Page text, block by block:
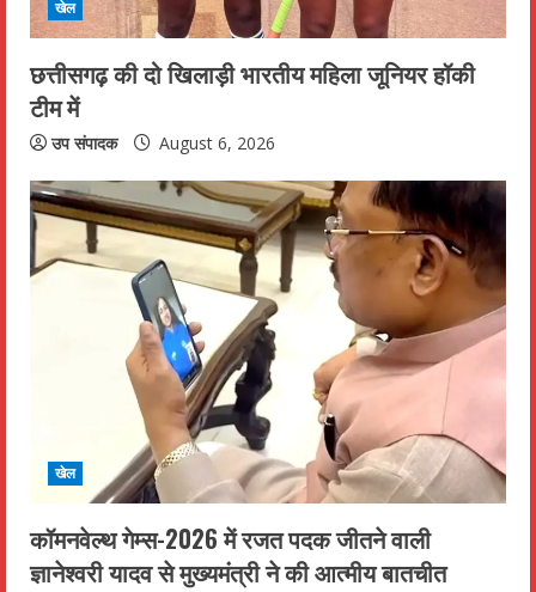
n
g
खेल
छत्तीसगढ़ की दो खिलाड़ी भारतीय महिला जूनियर हॉकी
टीम में
उप संपादक August 6, 2026
खेल
कॉमनवेल्थ गेम्स-2026 में रजत पदक जीतने वाली
ज्ञानेश्वरी यादव से मुख्यमंत्री ने की आत्मीय बातचीत